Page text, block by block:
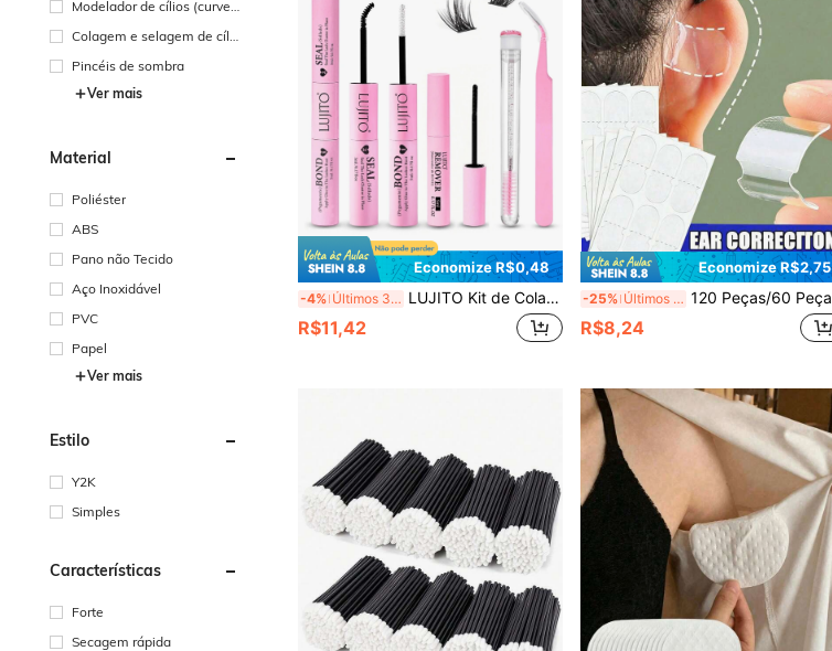
Modelador de cílios (curve
Colagem e selagem de cíli
Pincéis de sombra
Ver mais
Material
Poliéster
ABS
Pano não Tecido
Aço Inoxidável
PVC
Papel
Ver mais
Estilo
Y2K
Simples
Características
Forte
Secagem rápida
Economize R$0,48
-4% Últimos 3 dias LUJITO Kit de Cola para Cílios 2 em 1 com Adesivo e Selante, Pinça, Removedor de Cola, Cola para Cílios Individuais e Extensões em Tufos, Fixação Forte, À Prova d'Água, para Cílios Postiços e Maquiagem Pessoal em Casa (Rosa), para Ela
R$11,42
Economize R$2,75
-25% Últimos 2 dias 120 Peças/60 Peças/30 Peças/18 Peças Adesivos Invisíveis para Orelha, Patches Autoadesivos de Suporte para Orelha, Adequados para Cosplay e Modelagem Facial - Patches Transparentes de Correção Vertical Unissex, Adesivos de Orelha de Silicone Invisíveis e Hipoalergênicos - Patches Transparentes Anti-Afrouxamento para Orelha, Adequados para Cosplay, Jogos de Cosplay e Festas, Patches de Modelagem Sem Odor, Usados para Modelar Contornos Faciais
R$8,24